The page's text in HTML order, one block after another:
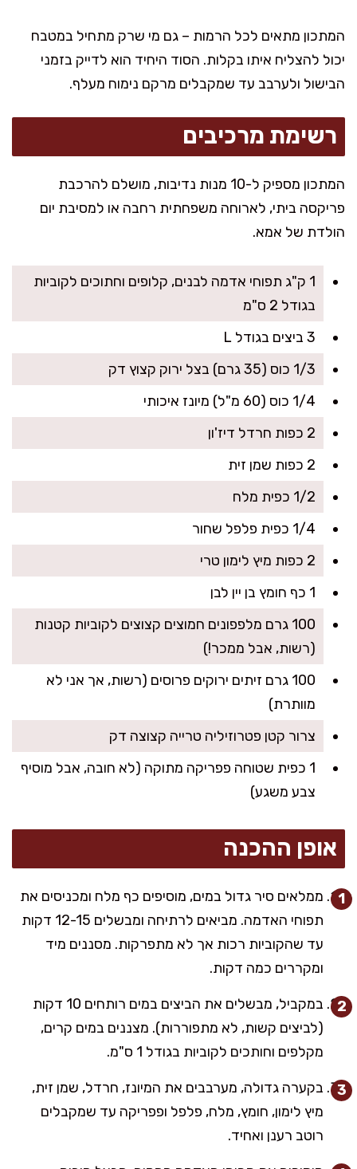
המתכון מתאים לכל הרמות – גם מי שרק מתחיל במטבח
יכול להצליח איתו בקלות. הסוד היחיד הוא לדייק בזמני
הבישול ולערבב עד שמקבלים מרקם נימוח מעלף.
רשימת מרכיבים
המתכון מספיק ל-10 מנות נדיבות, מושלם להרכבת
פריקסה ביתי, לארוחה משפחתית רחבה או למסיבת יום
הולדת של אמא.
1 ק"ג תפוחי אדמה לבנים, קלופים וחתוכים לקוביות
בגודל 2 ס"מ
3 ביצים בגודל L
1/3 כוס (35 גרם) בצל ירוק קצוץ דק
1/4 כוס (60 מ"ל) מיונז איכותי
2 כפות חרדל דיז'ון
2 כפות שמן זית
1/2 כפית מלח
1/4 כפית פלפל שחור
2 כפות מיץ לימון טרי
1 כף חומץ בן יין לבן
100 גרם מלפפונים חמוצים קצוצים לקוביות קטנות
(רשות, אבל ממכר!)
100 גרם זיתים ירוקים פרוסים (רשות, אך אני לא
מוותרת)
צרור קטן פטרוזיליה טרייה קצוצה דק
1 כפית שטוחה פפריקה מתוקה (לא חובה, אבל מוסיף
צבע משגע)
אופן ההכנה
ממלאים סיר גדול במים, מוסיפים כף מלח ומכניסים את
תפוחי האדמה. מביאים לרתיחה ומבשלים 12-15 דקות
עד שהקוביות רכות אך לא מתפרקות. מסננים מיד
ומקררים כמה דקות.
במקביל, מבשלים את הביצים במים רותחים 10 דקות
(לביצים קשות, לא מתפוררות). מצננים במים קרים,
מקלפים וחותכים לקוביות בגודל 1 ס"מ.
בקערה גדולה, מערבבים את המיונז, חרדל, שמן זית,
מיץ לימון, חומץ, מלח, פלפל ופפריקה עד שמקבלים
רוטב רענן ואחיד.